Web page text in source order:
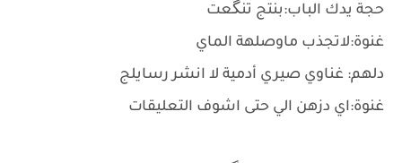
حجة يدك الباب:بنتج تنگعت
غنوة:لاتجذب ماوصلهة الماي
دلهم: غناوي صيري أدمية لا انشر رسايلج
غنوة:اي دزهن الي حتى اشوف التعليقات